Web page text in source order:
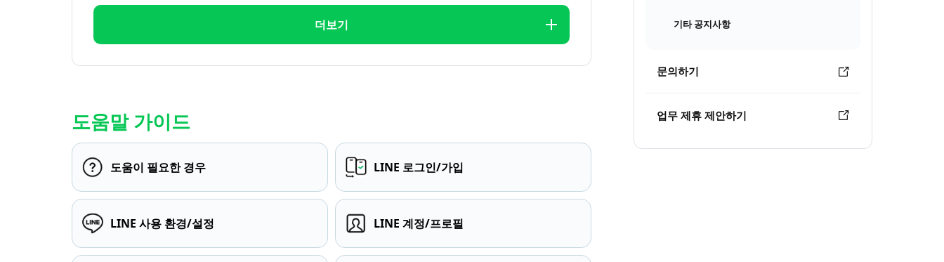
기타 공지사항
문의하기
업무 제휴 제안하기
더보기
도움말 가이드
도움이 필요한 경우 LINE 로그인/가입
LINE 사용 환경/설정 LINE 계정/프로필